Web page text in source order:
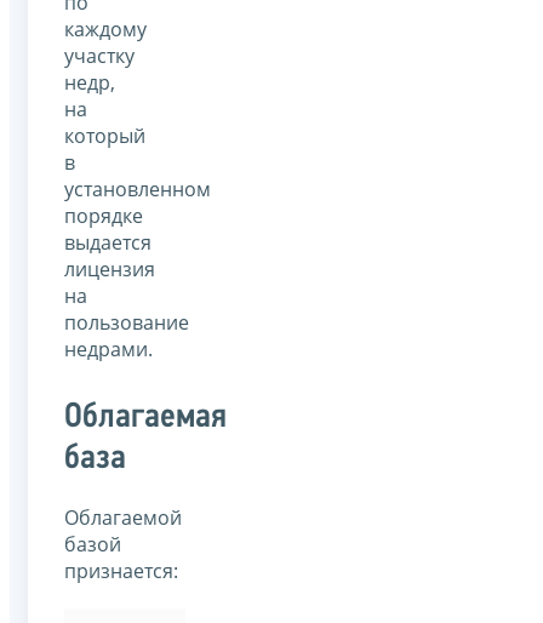
каждому
участку
недр,
на
который
в
установленном
порядке
выдается
лицензия
на
пользование
недрами.
Облагаемая
база
Облагаемой
базой
признается: